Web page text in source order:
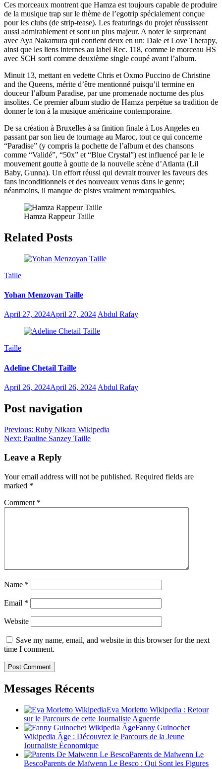
Ces morceaux montrent que Hamza est toujours capable de produire
de la musique trap sur le thème de l’egotrip spécialement conçue
pour les clubs (de strip-tease). Les featurings du projet réussissent
aussi admirablement et sont un plus majeur. A noter le surprenant
avec Aya Nakamura qui contient deux en un: Dale et Love Therapy,
ainsi que les liens internes au label Rec. 118, comme le morceau HS
avec SCH sorti comme deuxième single coupé avant l’album.
Minuit 13, mettant en vedette Chris et Oxmo Puccino de Christine
and the Queens, mérite d’être mentionné puisqu’il termine en
douceur l’album Paradise, par une promenade nocturne des plus
insolites. Ce premier album studio de Hamza perpétue sa tradition de
donner le ton à la musique américaine contemporaine.
De sa création à Bruxelles à sa finition finale à Los Angeles en
passant par son lieu de tournage au Maroc, tout ce qui concerne
“Paradise” (y compris la pochette de l’album et des chansons
comme “Validé”, “50x” et “Blue Crystal”) est influencé par le le
mouvement goutte à goutte de la nouvelle scène d’Atlanta (Lil
Baby, Gunna). Un effort réussi qui devrait trouver les faveurs des
fans inconditionnels et des nouveaux venus dans le genre;
néanmoins, il manque de pistes vraiment remarquables.
Hamza Rappeur Taille
Related Posts
Taille
Yohan Menzoyan Taille
April 27, 2024April 27, 2024Abdul Rafay
Taille
Adeline Chetail Taille
April 26, 2024April 26, 2024 Abdul Rafay
Post navigation
Previous: Ruby Nikara Wikipedia
Next: Pauline Sanzey Taille
Leave a Reply
Your email address will not be published. Required fields are
marked *
Comment *
Name *
Email *
Website
Save my name, email, and website in this browser for the next
time I comment.
Messages Récents
Eva Morletto Wikipedia : Retour
sur le Parcours de cette Journaliste Aguerrie
Fanny Guinochet
Wikipedia Âge : Découvrez le Parcours de la Jeune
Journaliste Économique
Parents de Maïwenn Le
BescoParents de Maïwenn Le Besco : Qui Sont les Figures